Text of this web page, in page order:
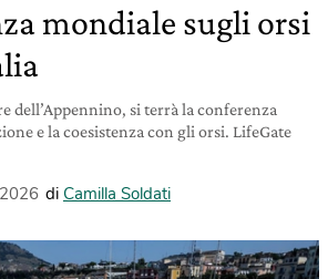
mondiale sugli orsi
dell’Appennino, si terrà la conferenza
e la coesistenza con gli orsi. LifeGate
di Camilla Soldati